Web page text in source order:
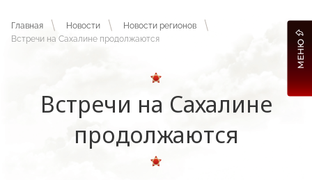
Главная Новости
Новости регионов
Встречи на Сахалине продолжаются
Встречи на Сахалине
продолжаются
МЕНЮ